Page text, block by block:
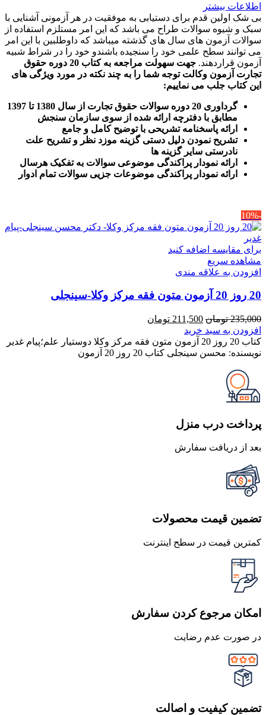
اطلاعات بیشتر
بی شک اولین قدم برای دستیابی به موفقیت در هر آزمونی آشنایی با
سبک و شیوه سوالات طراح می باشد که این امر مستلزم استفاده از
سوالات آزمون های سال های گذشته میباشد که داوطلبین با این امر
می توانند سطح علمی خود را سنجیده باشندو خود را در شراط شبیه
آزمون قراردهند.
جهت سهولت مراجعه به کتاب 20 دوره حقوق
تجارت آزمون وکالت توجه شما را به چند نکته در مورد ویژگی های
این کتاب جلب می نماییم:
گرداوری 20 دوره سوالات حقوق تجارت از سال 1380 تا 1397
مطابق با دفترچه ارائه شده از سوی سازمان سنجش
ارائه پاسخنامه تشریحی با توضیح کامل و جامع
تشریح نمودن دلیل دستی گزینه موزد نظر و تشریح علت
نادرستی سایر گزینه ها
ارائه نمودار پراکندگی موضوعی سوالات به تفکیک هرسال
رائه نمودار پراکندگی موضوعات جزیی سوالات تمام ادوار
-10%
برای مقایسه اضافه کنید
مشاهده سریع
افزودن به علاقه مندی
20 روز 20 آزمون متون فقه مرکز وکلا-سینجلی
235,000 تومان قیمت
اصلی
235,000 تومان
بود.
211,500 تومان
211,500 تومان
است.
افزودن به سبد خرید
کتاب 20 روز 20 آزمون متون فقه مرکز وکلا دوستیار علم؛پیام غدیر
نویسنده: محسن سینجلی کتاب 20 روز 20 آزمون
پرداخت درب منزل
بعد از دریافت سفارش
تضمین قیمت محصولات
کمترین قیمت در سطح اینترنت
امکان مرجوع کردن سفارش
در صورت عدم رضایت
تضمین کیفیت و اصالت